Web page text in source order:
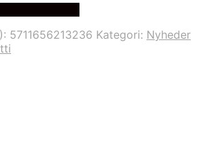
5711656213236 Kategori: Nyheder